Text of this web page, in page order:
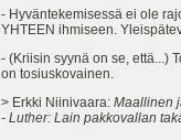
- Hyväntekemisessä ei ole
YHTEEN ihmiseen.
- (Kriisin syynä on se, että...)
on tosiuskovainen.
> Erkki Niinivaara: Maallinen
- Luther: Lain pakkovallan